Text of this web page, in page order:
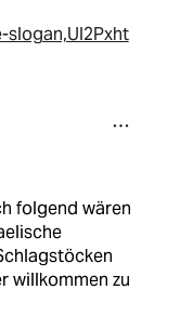
slogan,UI2Pxht
folgend wären
willkommen zu